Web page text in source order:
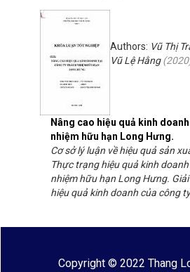
Nâng cao hiệu quả kinh
nhiệm hữu hạn Long Hưng.
Authors: Vũ Thị
Vũ Lệ Hằng(2020
Cơ sở lý luận về hiệu quả sản
Thực trạng hiệu quả kinh
nhiệm hữu hạn Long Hưng.
hiệu quả kinh doanh của công
Copyright © 2022 Thang